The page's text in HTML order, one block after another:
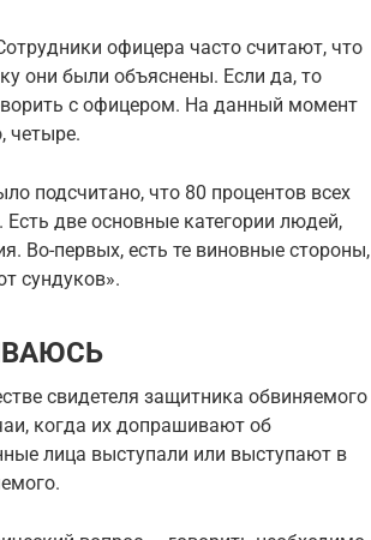
офицера часто считают, что
они были объяснены. Если да, то
с офицером. На данный момент
четыре.
подсчитано, что 80 процентов всех
две основные категории людей,
Во-первых, есть те виновные стороны,
сундуков».
свидетеля защитника обвиняемого
когда их допрашивают об
лица выступали или выступают в